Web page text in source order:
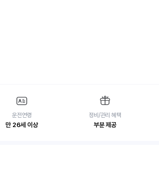
운전연령
만 26세 이상
정비/관리 혜택
부분 제공